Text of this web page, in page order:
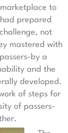
to
prepared
not
mastered with
by a
and the
developed.
of steps for
of passers-